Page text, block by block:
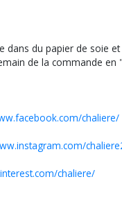
dans du papier de soie
de la commande en
chaliere/
chaliere/